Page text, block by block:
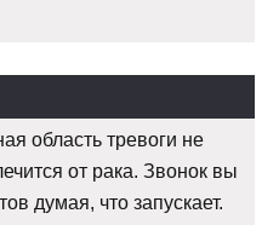
область тревоги не
от рака. Звонок вы
думая, что запускает.